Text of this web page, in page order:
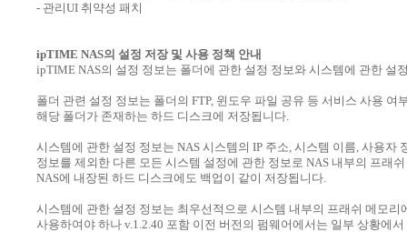
- 관리UI 취약성 패치
ipTIME NAS의 설정 저장 및 사용 정책 안내
ipTIME NAS의 설정 정보는 폴더에 관한 설정 정보와 시스템에 관한 설
폴더 관련 설정 정보는 폴더의 FTP, 윈도우 파일 공유 등 서비스 사용 여
해당 폴더가 존재하는 하드 디스크에 저장됩니다.
시스템에 관한 설정 정보는 NAS 시스템의 IP 주소, 시스템 이름, 사용자
정보를 제외한 다른 모든 시스템 설정에 관한 정보로 NAS 내부의 프래
NAS에 내장된 하드 디스크에도 백업이 같이 저장됩니다.
시스템에 관한 설정 정보는 최우선적으로 시스템 내부의 프래쉬 메모리
사용하여야 하나 v.1.2.40 포함 이전 버전의 펌웨어에서는 일부 상황에